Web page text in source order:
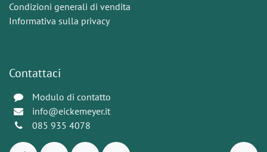
Condizioni generali di vendita
Informativa sulla privacy
Contattaci
Modulo di contatto
info@eickemeyer.it
085 935 4078